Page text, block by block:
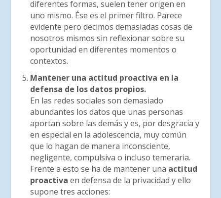
diferentes formas, suelen tener origen en
uno mismo. Ése es el primer filtro. Parece
evidente pero decimos demasiadas cosas de
nosotros mismos sin reflexionar sobre su
oportunidad en diferentes momentos o
contextos.
Mantener una actitud proactiva en la
defensa de los datos propios.
En las redes sociales son demasiado
abundantes los datos que unas personas
aportan sobre las demás y es, por desgracia y
en especial en la adolescencia, muy común
que lo hagan de manera inconsciente,
negligente, compulsiva o incluso temeraria.
Frente a esto se ha de mantener una actitud
proactiva en defensa de la privacidad y ello
supone tres acciones: